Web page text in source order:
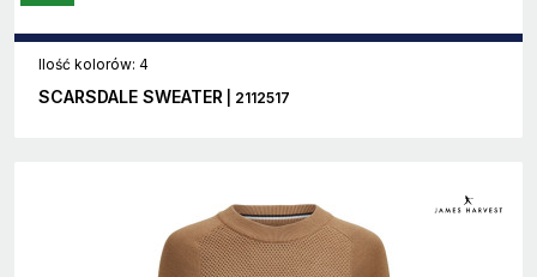
Ilość kolorów: 4
SCARSDALE SWEATER | 2112517